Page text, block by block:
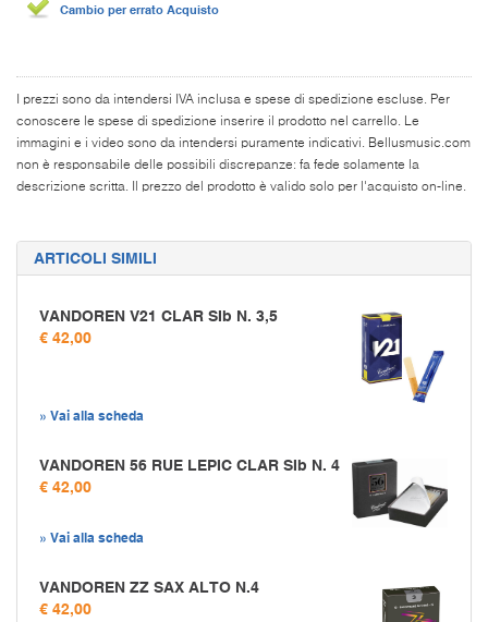
Cambio per errato Acquisto
I prezzi sono da intendersi IVA inclusa e spese di spedizione escluse. Per
conoscere le spese di spedizione inserire il prodotto nel carrello. Le
immagini e i video sono da intendersi puramente indicativi. Bellusmusic.com
non è responsabile delle possibili discrepanze: fa fede solamente la
descrizione scritta. Il prezzo del prodotto è valido solo per l'acquisto on-line.
ARTICOLI SIMILI
VANDOREN V21 CLAR SIb N. 3,5
€ 42,00
» Vai alla scheda
VANDOREN 56 RUE LEPIC CLAR SIb N. 4
€ 42,00
» Vai alla scheda
VANDOREN ZZ SAX ALTO N.4
€ 42,00